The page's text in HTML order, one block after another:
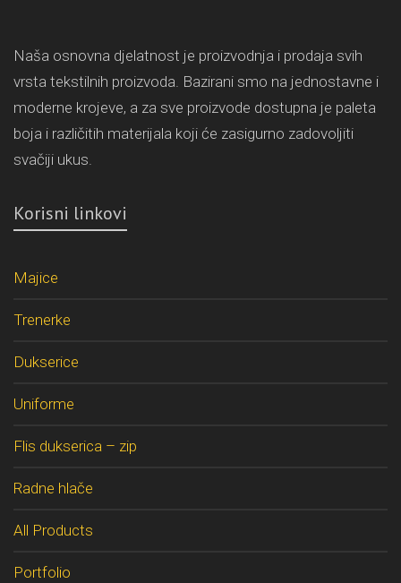
Naša osnovna djelatnost je proizvodnja i prodaja svih
vrsta tekstilnih proizvoda. Bazirani smo na jednostavne i
moderne krojeve, a za sve proizvode dostupna je paleta
boja i različitih materijala koji će zasigurno zadovoljiti
svačiji ukus.
Korisni linkovi
Majice
Trenerke
Dukserice
Uniforme
Flis dukserica – zip
Radne hlače
All Products
Portfolio